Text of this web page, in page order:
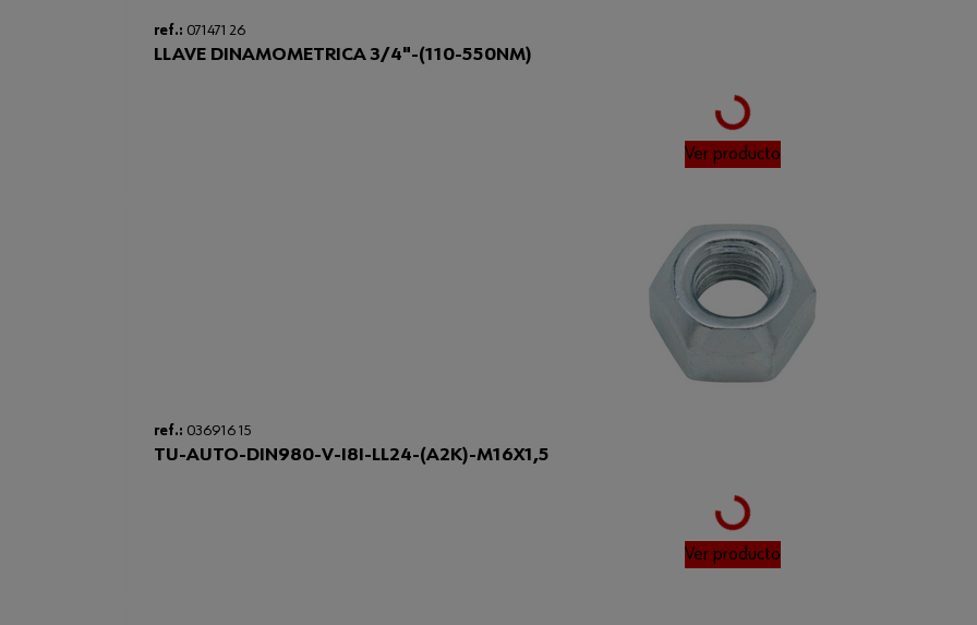
ref.: 071471 26
LLAVE DINAMOMETRICA 3/4"-(110-550NM)
Loading...
Ver producto
ref.: 036916 15
TU-AUTO-DIN980-V-I8I-LL24-(A2K)-M16X1,5
Loading...
Ver producto